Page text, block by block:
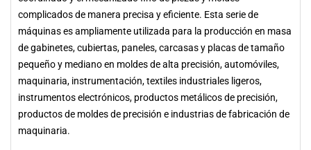
complicados de manera precisa y eficiente. Esta serie de
máquinas es ampliamente utilizada para la producción en masa
de gabinetes, cubiertas, paneles, carcasas y placas de tamaño
pequeño y mediano en moldes de alta precisión, automóviles,
maquinaria, instrumentación, textiles industriales ligeros,
instrumentos electrónicos, productos metálicos de precisión,
productos de moldes de precisión e industrias de fabricación de
maquinaria.